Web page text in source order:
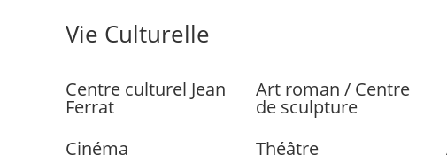
Vie Culturelle
Centre culturel Jean
Ferrat
Cinéma
Art roman / Centre
de sculpture
Théâtre